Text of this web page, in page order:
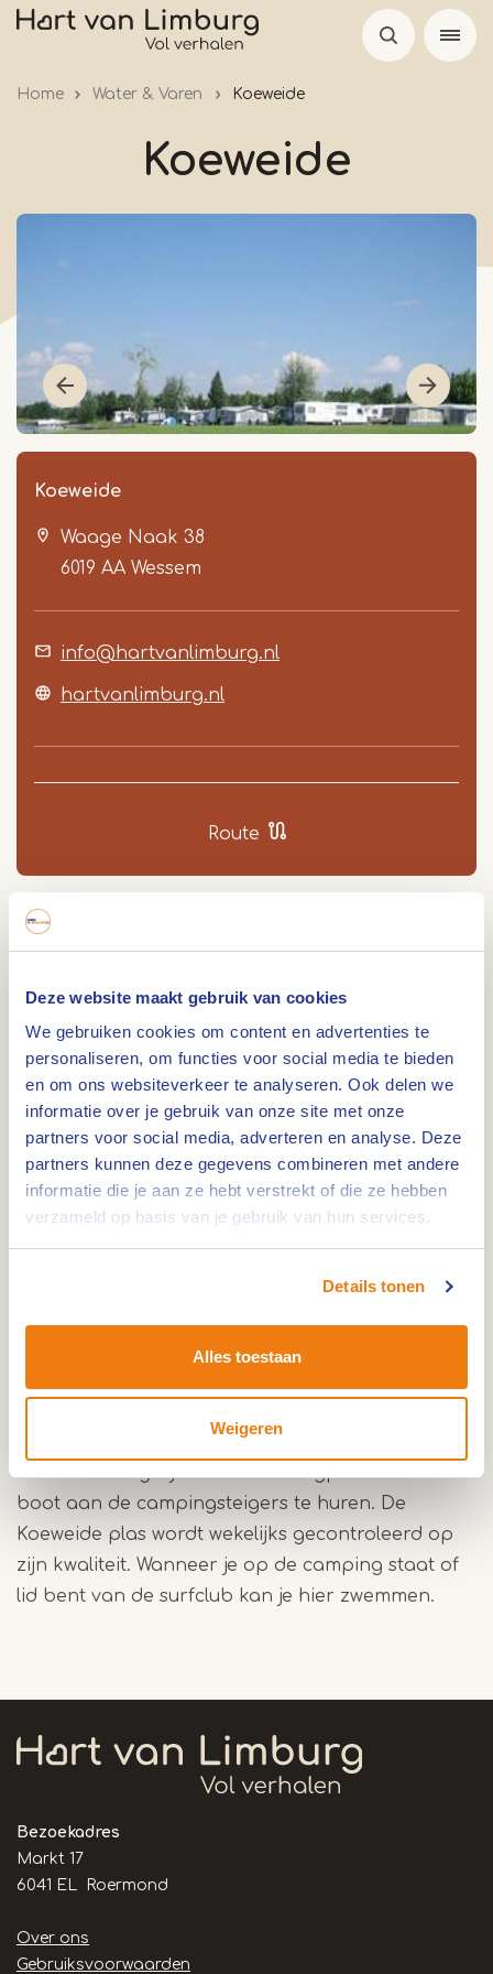
Deze website maakt gebruik van cookies
We gebruiken cookies om content en advertenties te
personaliseren, om functies voor social media te bieden
en om ons websiteverkeer te analyseren. Ook delen we
informatie over je gebruik van onze site met onze
partners voor social media, adverteren en analyse. Deze
partners kunnen deze gegevens combineren met andere
informatie die je aan ze hebt verstrekt of die ze hebben
verzameld op basis van je gebruik van hun services.
Details tonen
Alles toestaan
Weigeren
Overslaan
Home Water & Varen Koeweide
Koeweide
Koeweide
Waage Naak 38
6019 AA Wessem
info@hartvanlimburg.nl
hartvanlimburg.nl
Route
Item
zand- en grind worden verwerkt.
Aan deze plas ligt ook Jachthaven de Koeweide
met een aanlegsteiger en trailerhelling. Er zijn 640
ligplaatsen en deze haven kent alle
voorzieningen die u van een luxe jachthaven mag
verwachten. Vanuit de haven kunt u gebruik
maken van uitstekende invaar- en
manoeuvreermogelijkheden. Ook is er een
afgesloten parkeerplaats aanwezig. Jachthaven
de Koeweide is het hele jaar geopend waardoor je
met tachtig plaatsen en
tevens de mogelijkheid om een ligplaats voor uw
boot aan de campingsteigers te huren. De
Koeweide plas wordt wekelijks gecontroleerd op
zijn kwaliteit. Wanneer je op de camping staat of
lid bent van de surfclub kan je hier zwemmen.
Bezoekadres
Markt 17
6041 EL Roermond
Handige
links
Over ons
Gebruiksvoorwaarden